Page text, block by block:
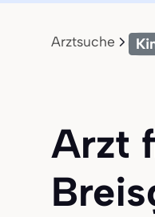
Arztsuche
Arzt